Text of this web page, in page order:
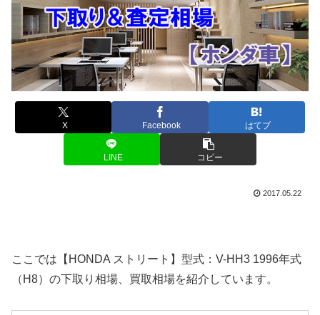
X Facebook はてブ
LINE コピー
2017.05.22
ここでは【HONDA ストリート】型式：V-HH3 1996年式
（H8）の下取り相場、買取相場を紹介しています。